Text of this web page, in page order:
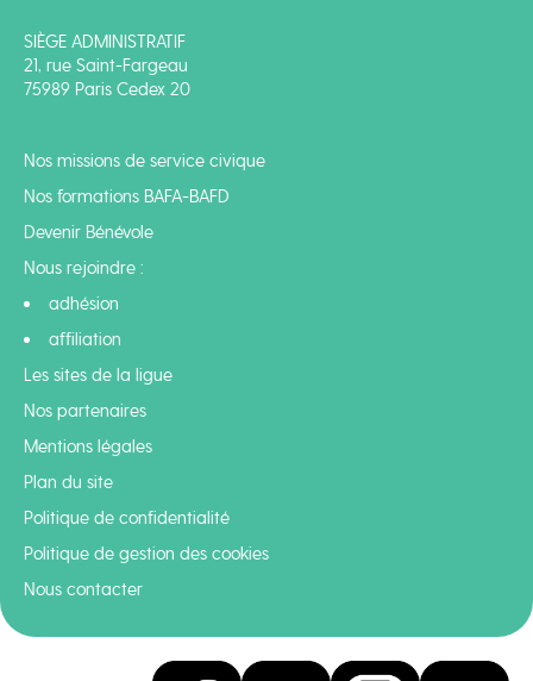
SIÈGE ADMINISTRATIF
21, rue Saint-Fargeau
75989 Paris Cedex 20
Nos missions de service civique
Nos formations BAFA-BAFD
Devenir Bénévole
Nous rejoindre :
adhésion
affiliation
Les sites de la ligue
Nos partenaires
Mentions légales
Plan du site
Politique de confidentialité
Politique de gestion des cookies
Nous contacter